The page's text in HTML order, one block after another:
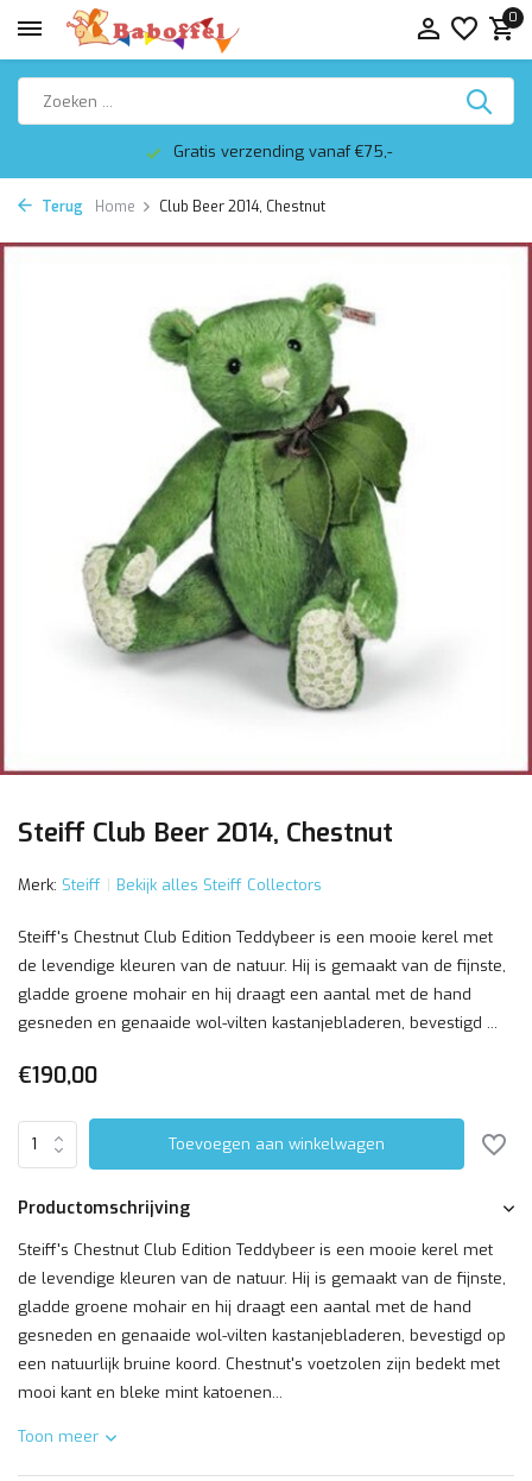
0
Gratis verzending vanaf €75,-
Terug Home Club Beer 2014, Chestnut
Steiff Club Beer 2014, Chestnut
Merk: Steiff Bekijk alles Steiff Collectors
Steiff's Chestnut Club Edition Teddybeer is een mooie kerel met
de levendige kleuren van de natuur. Hij is gemaakt van de fijnste,
gladde groene mohair en hij draagt een aantal met de hand
gesneden en genaaide wol-vilten kastanjebladeren, bevestigd ...
€190,00
Toevoegen aan winkelwagen
Productomschrijving
Steiff's Chestnut Club Edition Teddybeer is een mooie kerel met
de levendige kleuren van de natuur. Hij is gemaakt van de fijnste,
gladde groene mohair en hij draagt een aantal met de hand
gesneden en genaaide wol-vilten kastanjebladeren, bevestigd op
een natuurlijk bruine koord. Chestnut's voetzolen zijn bedekt met
mooi kant en bleke mint katoenen...
Toon meer